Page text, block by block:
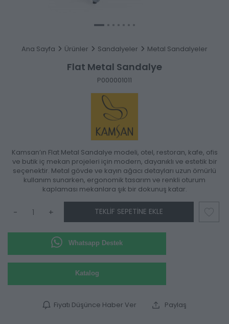
Ana Sayfa Ürünler Sandalyeler Metal Sandalyeler
Flat Metal Sandalye
P000001011
Kamsan’ın Flat Metal Sandalye modeli, otel, restoran, kafe, ofis
ve butik iç mekan projeleri için modern, dayanıklı ve estetik bir
seçenektir. Metal gövde ve kayın ağacı detayları uzun ömürlü
kullanım sunarken, ergonomik tasarım ve renkli oturum
kaplaması mekanlara şık bir dokunuş katar.
- + TEKLIF SEPETINE EKLE
Whatsapp Destek
Katalog
Fiyatı Düşünce Haber Ver Paylaş